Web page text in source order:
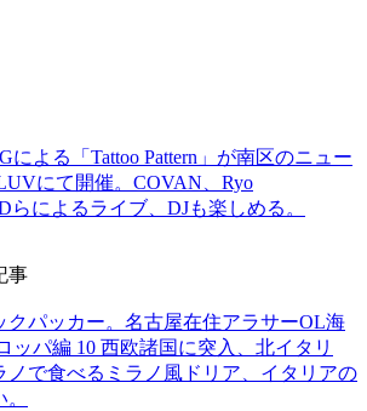
による「Tattoo Pattern」が南区のニュー
にて開催。COVAN、Ryo
らによるライブ、DJも楽しめる。
事
クパッカー。名古屋在住アラサーOL海
ッパ編 10 西欧諸国に突入、北イタリ
ノで食べるミラノ風ドリア、イタリアの